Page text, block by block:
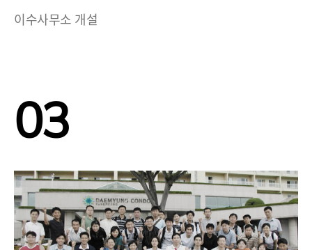
이수사무소 개설
03